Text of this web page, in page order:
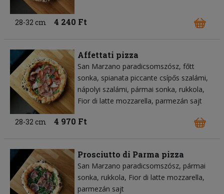
28-32 cm 4 240 Ft
Affettati pizza
San Marzano paradicsomszósz főtt
sonka spianata piccante csípős szalámi
nápolyi szalámi pármai sonka rukkola
Fior di latte mozzarella parmezán sajt
28-32 cm 4 970 Ft
Prosciutto di Parma pizza
San Marzano paradicsomszósz pármai
sonka rukkola Fior di latte mozzarella
parmezán sajt